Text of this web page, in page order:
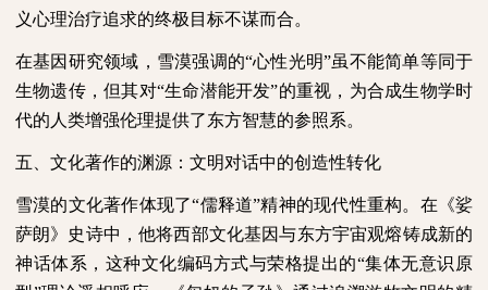
义心理治疗追求的终极目标不谋而合。
在基因研究领域，雪漠强调的“心性光明”虽不能简单等同于
生物遗传，但其对“生命潜能开发”的重视，为合成生物学时
代的人类增强伦理提供了东方智慧的参照系。
五、文化著作的渊源：文明对话中的创造性转化
雪漠的文化著作体现了“儒释道”精神的现代性重构。在《娑
萨朗》史诗中，他将西部文化基因与东方宇宙观熔铸成新的
神话体系，这种文化编码方式与荣格提出的“集体无意识原